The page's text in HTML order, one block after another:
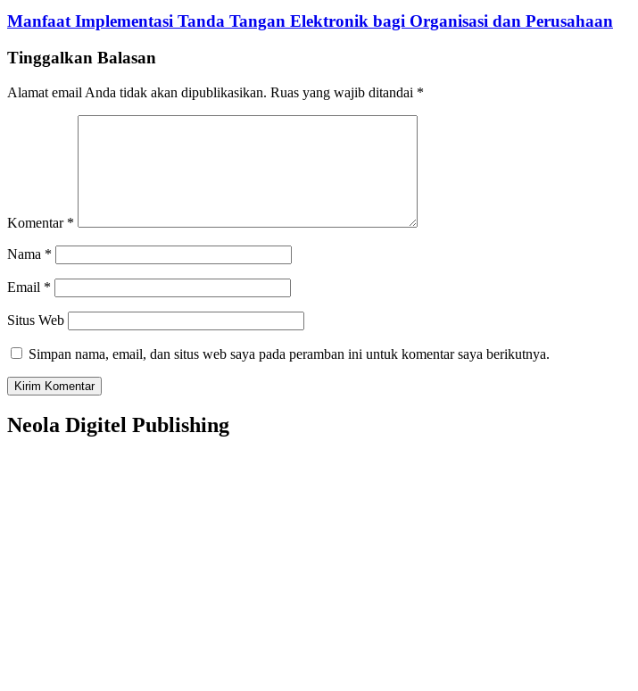
Manfaat Implementasi Tanda Tangan Elektronik bagi Organisasi dan Perusahaan
Tinggalkan Balasan
Alamat email Anda tidak akan dipublikasikan. Ruas yang wajib ditandai *
Komentar *
Nama *
Email *
Situs Web
Simpan nama, email, dan situs web saya pada peramban ini untuk komentar saya berikutnya.
Neola Digitel Publishing